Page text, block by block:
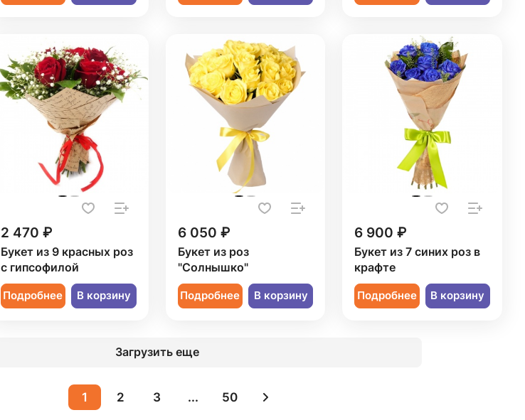
2 470 ₽
Букет из 9 красных роз
с гипсофилой
Подробнее В корзину
6 050 ₽
Букет из роз
"Солнышко"
Подробнее В корзину
6 900 ₽
Букет из 7 синих роз в
крафте
Подробнее В корзину
Загрузить еще
1 2 3 ... 50